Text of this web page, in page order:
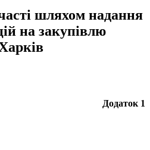
шляхом надання
на закупівлю
Додаток 1